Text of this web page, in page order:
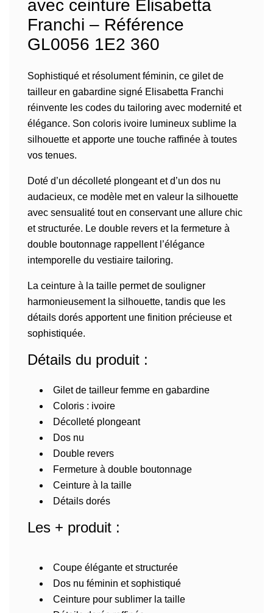
avec ceinture Elisabetta
Franchi – Référence
GL0056 1E2 360
Sophistiqué et résolument féminin, ce gilet de
tailleur en gabardine signé Elisabetta Franchi
réinvente les codes du tailoring avec modernité et
élégance. Son coloris ivoire lumineux sublime la
silhouette et apporte une touche raffinée à toutes
vos tenues.
Doté d’un décolleté plongeant et d’un dos nu
audacieux, ce modèle met en valeur la silhouette
avec sensualité tout en conservant une allure chic
et structurée. Le double revers et la fermeture à
double boutonnage rappellent l’élégance
intemporelle du vestiaire tailoring.
La ceinture à la taille permet de souligner
harmonieusement la silhouette, tandis que les
détails dorés apportent une finition précieuse et
sophistiquée.
Détails du produit :
Gilet de tailleur femme en gabardine
Coloris : ivoire
Décolleté plongeant
Dos nu
Double revers
Fermeture à double boutonnage
Ceinture à la taille
Détails dorés
Les + produit :
Coupe élégante et structurée
Dos nu féminin et sophistiqué
Ceinture pour sublimer la taille